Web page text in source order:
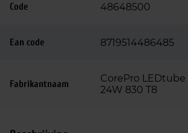
Code 48648500
Ean code 8719514486485
Fabrikantnaam
CorePro
24W 830 T8